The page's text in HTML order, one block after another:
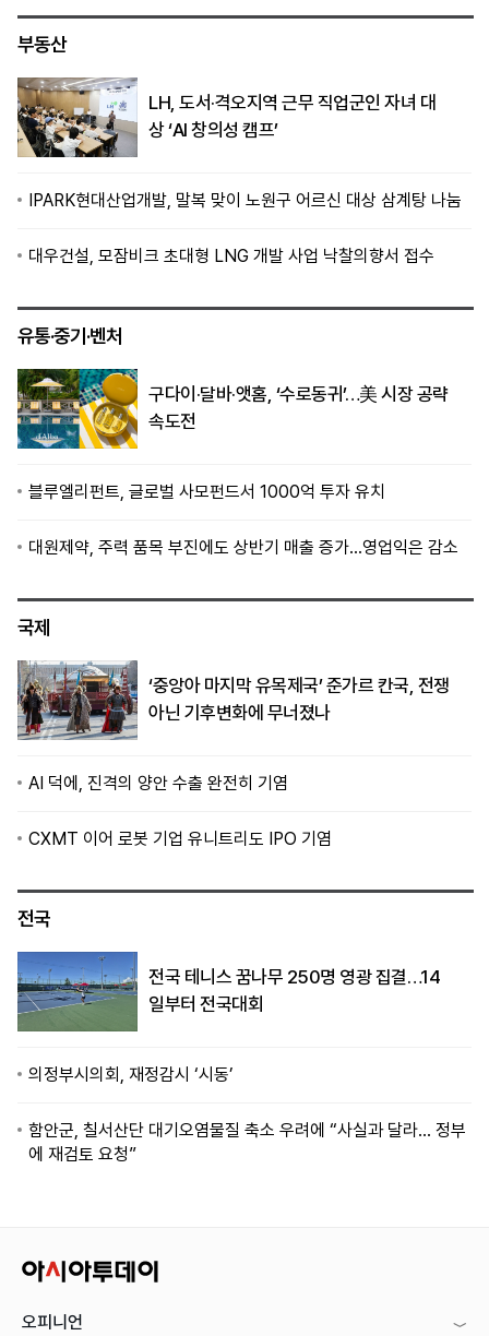
부동산
LH, 도서·격오지역 근무 직업군인 자녀 대
상 ‘AI 창의성 캠프’
IPARK현대산업개발, 말복 맞이 노원구 어르신 대상 삼계탕 나눔
대우건설, 모잠비크 초대형 LNG 개발 사업 낙찰의향서 접수
유통·중기·벤처
구다이·달바·앳홈, ‘수로동귀’…美 시장 공략
속도전
블루엘리펀트, 글로벌 사모펀드서 1000억 투자 유치
대원제약, 주력 품목 부진에도 상반기 매출 증가…영업익은 감소
국제
‘중앙아 마지막 유목제국’ 준가르 칸국, 전쟁
아닌 기후변화에 무너졌나
AI 덕에, 진격의 양안 수출 완전히 기염
CXMT 이어 로봇 기업 유니트리도 IPO 기염
전국
전국 테니스 꿈나무 250명 영광 집결…14
일부터 전국대회
의정부시의회, 재정감시 ‘시동’
함안군, 칠서산단 대기오염물질 축소 우려에 “사실과 달라… 정부
에 재검토 요청”
오피니언